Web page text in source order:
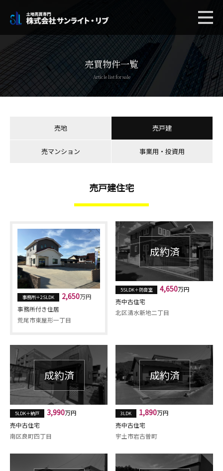
売買物件一覧
Article list for sale
売地 売戸建
売マンション 事業用・投資用
売戸建住宅
事務所＋2SLDK 2,650万円
事務所付き住居
荒尾市東屋形一丁目
5SLDK＋防音室 4,650万円
売中古住宅
北区清水新地二丁目
5LDK＋納戸 3,990万円
売中古住宅
南区良町四丁目
3LDK 1,890万円
売中古住宅
宇土市岩古曽町